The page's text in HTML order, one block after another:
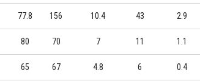
77.8 156 10.4 43 2.9
80 70 7 11 1.1
65 67 4.8 6 0.4